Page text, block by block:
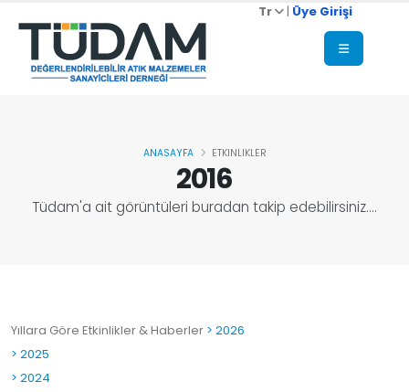
Tr | Üye Girişi
2016
Tüdam'a ait görüntüleri buradan takip edebilirsiniz....
ANASAYFA ETKINLIKLER
Yıllara Göre Etkinlikler & Haberler > 2026
> 2025
> 2024